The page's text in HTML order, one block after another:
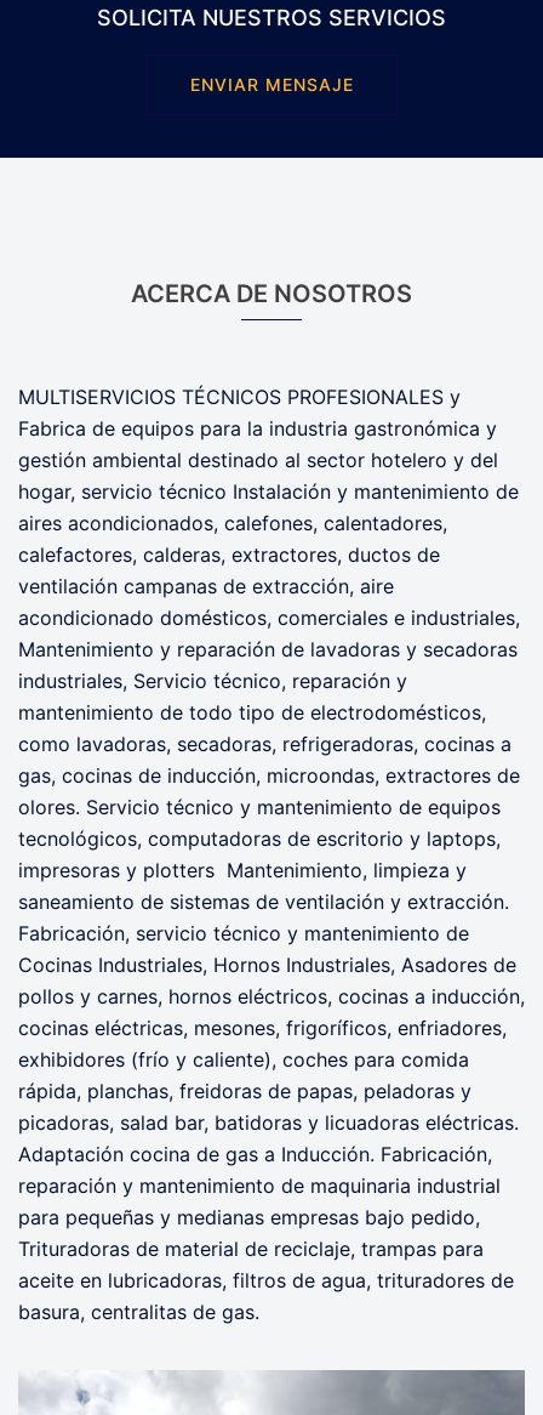
SOLICITA NUESTROS SERVICIOS
ENVIAR MENSAJE
ACERCA DE NOSOTROS
MULTISERVICIOS TÉCNICOS PROFESIONALES y
Fabrica de equipos para la industria gastronómica y
gestión ambiental destinado al sector hotelero y del
hogar, servicio técnico Instalación y mantenimiento de
aires acondicionados, calefones, calentadores,
calefactores, calderas, extractores, ductos de
ventilación campanas de extracción, aire
acondicionado domésticos, comerciales e industriales,
Mantenimiento y reparación de lavadoras y secadoras
industriales, Servicio técnico, reparación y
mantenimiento de todo tipo de electrodomésticos,
como lavadoras, secadoras, refrigeradoras, cocinas a
gas, cocinas de inducción, microondas, extractores de
olores. Servicio técnico y mantenimiento de equipos
tecnológicos, computadoras de escritorio y laptops,
impresoras y plotters Mantenimiento, limpieza y
saneamiento de sistemas de ventilación y extracción.
Fabricación, servicio técnico y mantenimiento de
Cocinas Industriales, Hornos Industriales, Asadores de
pollos y carnes, hornos eléctricos, cocinas a inducción,
cocinas eléctricas, mesones, frigoríficos, enfriadores,
exhibidores (frío y caliente), coches para comida
rápida, planchas, freidoras de papas, peladoras y
picadoras, salad bar, batidoras y licuadoras eléctricas.
Adaptación cocina de gas a Inducción. Fabricación,
reparación y mantenimiento de maquinaria industrial
para pequeñas y medianas empresas bajo pedido,
Trituradoras de material de reciclaje, trampas para
aceite en lubricadoras, filtros de agua, trituradores de
basura, centralitas de gas.